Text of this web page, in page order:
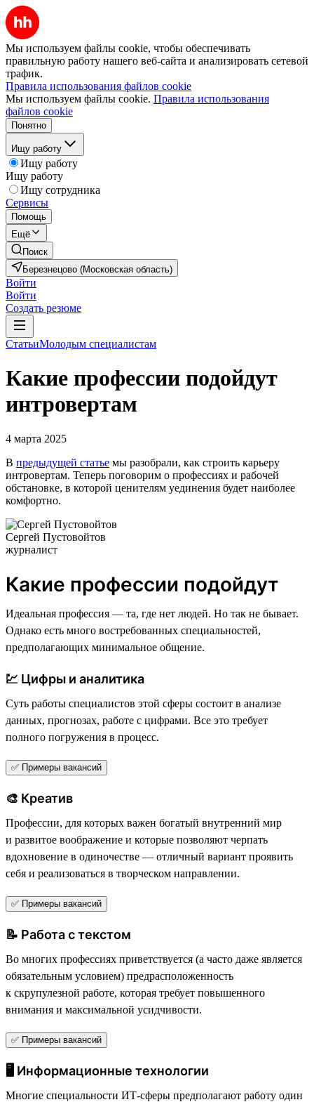
Мы используем файлы cookie, чтобы обеспечивать
правильную работу нашего веб-сайта и анализировать сетевой
трафик.
Правила использования файлов cookie
Мы используем файлы cookie. Правила использования
файлов cookie
Понятно
Ищу работу
Ищу работу
Ищу работу
Ищу сотрудника
Сервисы
Помощь
Ещё
Поиск
Березнецово (Московская область)
Войти
Войти
Создать резюме
СтатьиМолодым специалистам
Какие профессии подойдут
интровертам
4 марта 2025
В предыдущей статье мы разобрали, как строить карьеру
интровертам. Теперь поговорим о профессиях и рабочей
обстановке, в которой ценителям уединения будет наиболее
комфортно.
Сергей Пустовойтов
журналист
Какие профессии подойдут
Идеальная профессия — та, где нет людей. Но так не бывает.
Однако есть много востребованных специальностей,
предполагающих минимальное общение.
💹 Цифры и аналитика
Суть работы специалистов этой сферы состоит в анализе
данных, прогнозах, работе с цифрами. Все это требует
полного погружения в процесс.
✅ Примеры вакансий
🎨 Креатив
Профессии, для которых важен богатый внутренний мир
и развитое воображение и которые позволяют черпать
вдохновение в одиночестве — отличный вариант проявить
себя и реализоваться в творческом направлении.
✅ Примеры вакансий
📝 Работа с текстом
Во многих профессиях приветствуется (а часто даже является
обязательным условием) предрасположенность
к скрупулезной работе, которая требует повышенного
внимания и максимальной усидчивости.
✅ Примеры вакансий
🖥 Информационные технологии
Многие специальности ИТ-сферы предполагают работу один